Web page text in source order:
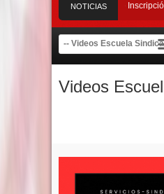
NOTICIAS
Requisitos de Inscripción de
mayo de 2026. COMUNICADO A LA
Videos